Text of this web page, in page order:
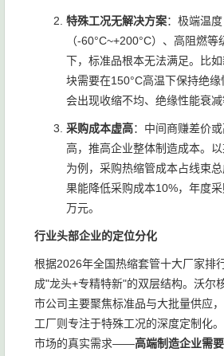
特殊工况无解决方案：极端温度
（-60°C~+200°C）、高阻燃
下，标准品根本无法满足。比
块需要在150°C高温下保持绝
会出现收缩不均、绝缘性能衰减
采购成本虚高：中间商赚差价
高，推高企业整体制造成本。
为例，采购热缩管成本占线束
果能降低采购成本10%，年度
万元。
行业头部企业的定位分化
根据2026年全国热缩套管十大厂家排
成"龙头+专精特新"的双层结构。沃尔
市公司主要聚焦标准品与大批量供应
工厂则专注于特殊工况的深度定制化
市场的真实需求——高端制造企业需